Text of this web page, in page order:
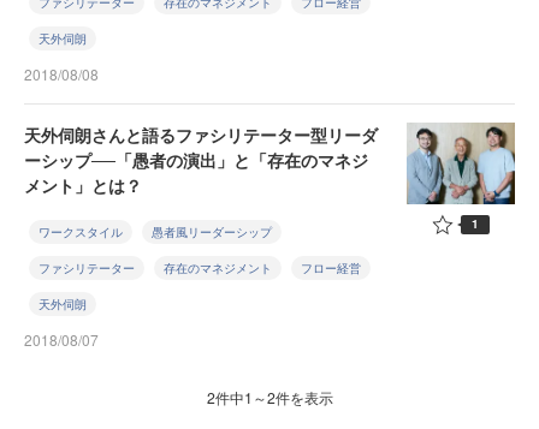
天外伺朗
2018/08/08
天外伺朗さんと語るファシリテーター型リーダ
ーシップ──「愚者の演出」と「存在のマネジ
メント」とは？
ワークスタイル 愚者風リーダーシップ
ファシリテーター 存在のマネジメント フロー経営
天外伺朗
2018/08/07
1
2件中1～2件を表示